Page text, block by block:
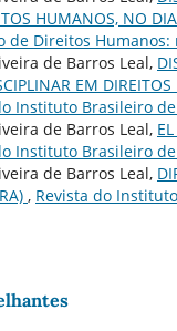
HUMANOS, NO
de Direitos Humanos:
de Barros Leal,
EM
Instituto Brasileiro
de Barros Leal,
Instituto Brasileiro
de Barros Leal,
, Revista do